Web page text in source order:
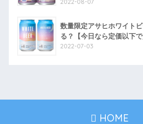
数量限定アサヒホワイト
る？【今日なら定価以下で
2022-07-03
HOME